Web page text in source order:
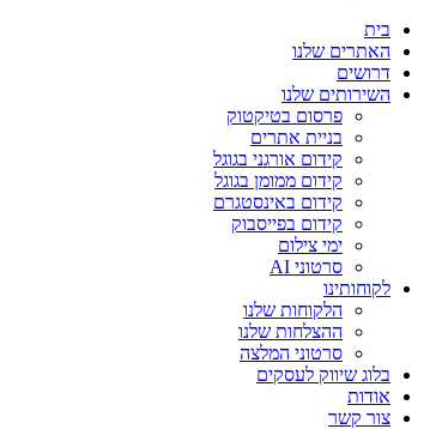
בית
האתרים שלנו
דרושים
השירותים שלנו
פרסום בטיקטוק
בניית אתרים
קידום אורגני בגוגל
קידום ממומן בגוגל
קידום באינסטגרם
קידום בפייסבוק
ימי צילום
סרטוני AI
לקוחותינו
הלקוחות שלנו
ההצלחות שלנו
סרטוני המלצה
בלוג שיווק לעסקים
אודות
צור קשר